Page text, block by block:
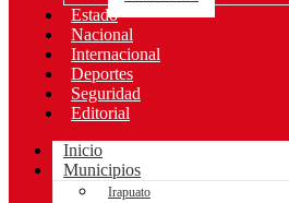
Estado
Nacional
Internacional
Deportes
Seguridad
Editorial
Inicio
Municipios
Irapuato